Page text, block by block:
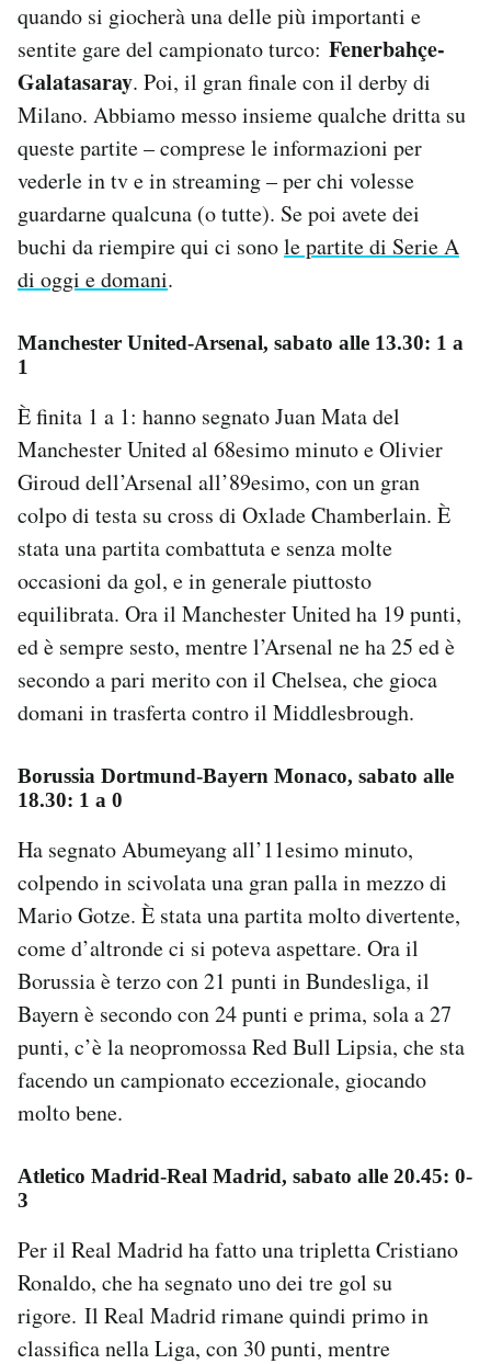
quando si giocherà una delle più importanti e
sentite gare del campionato turco: Fenerbahçe-
Galatasaray. Poi, il gran finale con il derby di
Milano. Abbiamo messo insieme qualche dritta su
queste partite – comprese le informazioni per
vederle in tv e in streaming – per chi volesse
guardarne qualcuna (o tutte). Se poi avete dei
buchi da riempire qui ci sonole partite di Serie A
di oggi e domani.
Manchester United-Arsenal, sabato alle 13.30: 1 a
1
È finita 1 a 1: hanno segnato Juan Mata del
Manchester United al 68esimo minuto e Olivier
Giroud dell’Arsenal all’89esimo, con un gran
colpo di testa su cross di Oxlade Chamberlain. È
stata una partita combattuta e senza molte
occasioni da gol, e in generale piuttosto
equilibrata. Ora il Manchester United ha 19 punti,
ed è sempre sesto, mentre l’Arsenal ne ha 25 ed è
secondo a pari merito con il Chelsea, che gioca
domani in trasferta contro il Middlesbrough.
Borussia Dortmund-Bayern Monaco, sabato alle
18.30: 1 a 0
Ha segnato Abumeyang all’11esimo minuto,
colpendo in scivolata una gran palla in mezzo di
Mario Gotze. È stata una partita molto divertente,
come d’altronde ci si poteva aspettare. Ora il
Borussia è terzo con 21 punti in Bundesliga, il
Bayern è secondo con 24 punti e prima, sola a 27
punti, c’è la neopromossa Red Bull Lipsia, che sta
facendo un campionato eccezionale, giocando
molto bene.
Atletico Madrid-Real Madrid, sabato alle 20.45: 0-
3
Per il Real Madrid ha fatto una tripletta Cristiano
Ronaldo, che ha segnato uno dei tre gol su
rigore. Il Real Madrid rimane quindi primo in
classifica nella Liga, con 30 punti, mentre